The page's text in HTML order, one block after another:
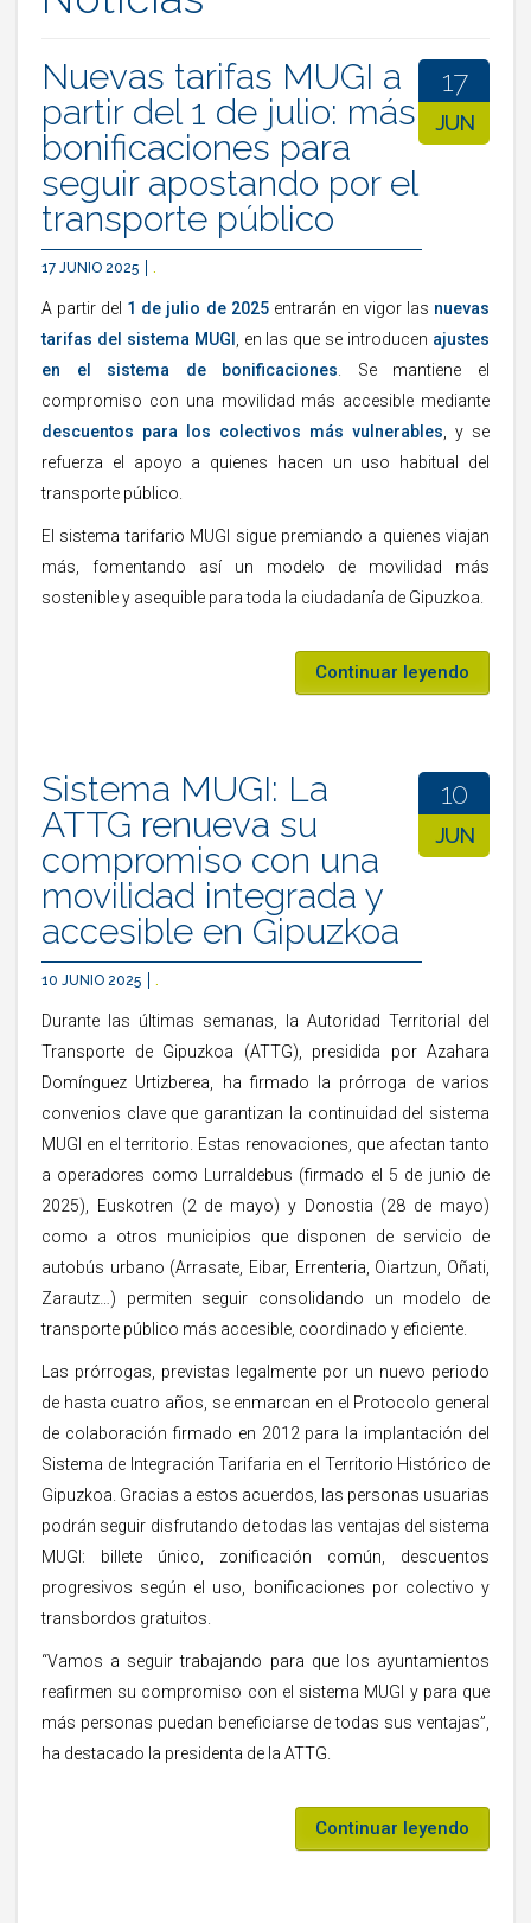
Nuevas tarifas MUGI a
partir del 1 de julio: más
bonificaciones para
seguir apostando por el
transporte público
17
JUN
17 JUNIO 2025 .
A partir del 1 de julio de 2025entrarán en vigor las nuevas
tarifas del sistema MUGI
, en las que se introducen ajustes
en el sistema de bonificaciones . Se mantiene el
compromiso con una movilidad más accesible mediante
descuentos para los colectivos más vulnerables , y se
refuerza el apoyo a quienes hacen un uso habitual del
transporte público.
El sistema tarifario MUGI sigue premiando a quienes viajan
más, fomentando así un modelo de movilidad más
sostenible y asequible para toda la ciudadanía de Gipuzkoa.
Continuar leyendo
Sistema MUGI: La
ATTG renueva su
compromiso con una
movilidad integrada y
accesible en Gipuzkoa
10
JUN
10 JUNIO 2025 .
Durante las últimas semanas, la Autoridad Territorial del
Transporte de Gipuzkoa (ATTG), presidida por Azahara
Domínguez Urtizberea, ha firmado la prórroga de varios
convenios clave que garantizan la continuidad del sistema
MUGI en el territorio. Estas renovaciones, que afectan tanto
a operadores como Lurraldebus (firmado el 5 de junio de
2025), Euskotren (2 de mayo) y Donostia (28 de mayo)
como a otros municipios que disponen de servicio de
autobús urbano (Arrasate, Eibar, Errenteria, Oiartzun, Oñati,
Zarautz…) permiten seguir consolidando un modelo de
transporte público más accesible, coordinado y eficiente.
Las prórrogas, previstas legalmente por un nuevo periodo
de hasta cuatro años, se enmarcan en el Protocolo general
de colaboración firmado en 2012 para la implantación del
Sistema de Integración Tarifaria en el Territorio Histórico de
Gipuzkoa. Gracias a estos acuerdos, las personas usuarias
podrán seguir disfrutando de todas las ventajas del sistema
MUGI: billete único, zonificación común, descuentos
progresivos según el uso, bonificaciones por colectivo y
transbordos gratuitos.
“Vamos a seguir trabajando para que los ayuntamientos
reafirmen su compromiso con el sistema MUGI y para que
más personas puedan beneficiarse de todas sus ventajas”,
ha destacado la presidenta de la ATTG.
Continuar leyendo